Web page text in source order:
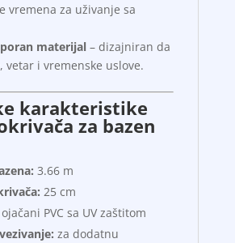
vremena za uživanje sa
materijal– dizajniran da
vetar i vremenske uslove.
karakteristike
za bazen
3.66 m
25 cm
ojačani PVC sa UV zaštitom
za dodatnu